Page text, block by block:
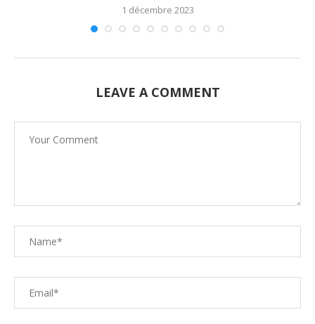
1 décembre 2023
LEAVE A COMMENT